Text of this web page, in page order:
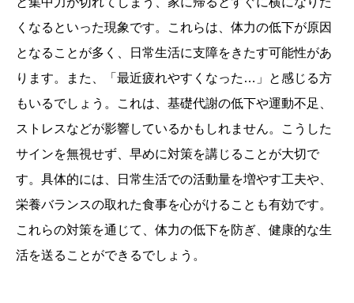
くなるといった現象です。これらは、体力の低下が原因
となることが多く、日常生活に支障をきたす可能性があ
ります。また、「最近疲れやすくなった…」と感じる方
もいるでしょう。これは、基礎代謝の低下や運動不足、
ストレスなどが影響しているかもしれません。こうした
サインを無視せず、早めに対策を講じることが大切で
す。具体的には、日常生活での活動量を増やす工夫や、
栄養バランスの取れた食事を心がけることも有効です。
これらの対策を通じて、体力の低下を防ぎ、健康的な生
活を送ることができるでしょう。